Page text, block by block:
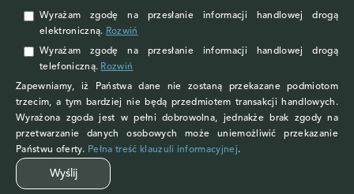
Wyrażam zgodęna przesłanie informacji handlowej drogą
elektroniczną. Rozwiń
Wyrażam zgodęna przesłanie informacji handlowej drogą
telefoniczną. Rozwiń
Zapewniamy, iż Państwa dane nie zostaną przekazane podmiotom
trzecim, a tym bardziej nie będą przedmiotem transakcji handlowych.
Wyrażona zgoda jest w pełni dobrowolna, jednakże brak zgody na
przetwarzanie danych osobowych może uniemożliwić przekazanie
Państwu oferty. Pełna treść klauzuli informacyjnej.